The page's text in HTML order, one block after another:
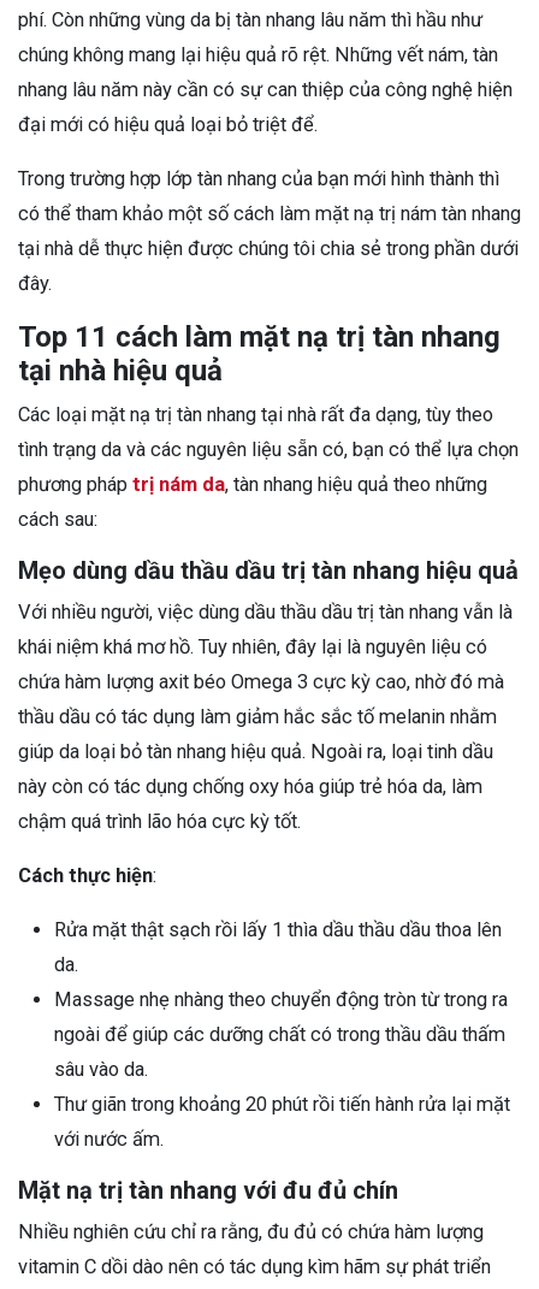
phí. Còn những vùng da bị tàn nhang lâu năm thì hầu như
chúng không mang lại hiệu quả rõ rệt. Những vết nám, tàn
nhang lâu năm này cần có sự can thiệp của công nghệ hiện
đại mới có hiệu quả loại bỏ triệt để.
Trong trường hợp lớp tàn nhang của bạn mới hình thành thì
có thể tham khảo một số cách làm mặt nạ trị nám tàn nhang
tại nhà dễ thực hiện được chúng tôi chia sẻ trong phần dưới
đây.
Top 11 cách làm mặt nạ trị tàn nhang
tại nhà hiệu quả
Các loại mặt nạ trị tàn nhang tại nhà rất đa dạng, tùy theo
tình trạng da và các nguyên liệu sẵn có, bạn có thể lựa chọn
phương pháp trị nám da, tàn nhang hiệu quả theo những
cách sau:
Mẹo dùng dầu thầu dầu trị tàn nhang hiệu quả
Với nhiều người, việc dùng dầu thầu dầu trị tàn nhang vẫn là
khái niệm khá mơ hồ. Tuy nhiên, đây lại là nguyên liệu có
chứa hàm lượng axit béo Omega 3 cực kỳ cao, nhờ đó mà
thầu dầu có tác dụng làm giảm hắc sắc tố melanin nhằm
giúp da loại bỏ tàn nhang hiệu quả. Ngoài ra, loại tinh dầu
này còn có tác dụng chống oxy hóa giúp trẻ hóa da, làm
chậm quá trình lão hóa cực kỳ tốt.
Cách thực hiện:
Rửa mặt thật sạch rồi lấy 1 thìa dầu thầu dầu thoa lên
da.
Massage nhẹ nhàng theo chuyển động tròn từ trong ra
ngoài để giúp các dưỡng chất có trong thầu dầu thấm
sâu vào da.
Thư giãn trong khoảng 20 phút rồi tiến hành rửa lại mặt
với nước ấm.
Mặt nạ trị tàn nhang với đu đủ chín
Nhiều nghiên cứu chỉ ra rằng, đu đủ có chứa hàm lượng
vitamin C dồi dào nên có tác dụng kìm hãm sự phát triển